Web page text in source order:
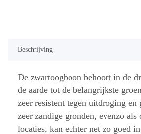
Beschrijving
De zwartoogboon behoort in de
de aarde tot de belangrijkste
zeer resistent tegen uitdroging en
zeer zandige gronden, evenzo als
locaties, kan echter net zo goed